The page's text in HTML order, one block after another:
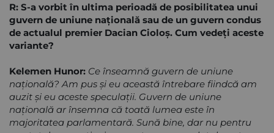
R: S-a vorbit în ultima perioadă de posibilitatea unui
guvern de uniune naţională sau de un guvern condus
de actualul premier Dacian Cioloş. Cum vedeţi aceste
variante?
Kelemen Hunor: Ce înseamnă guvern de uniune
naţională? Am pus şi eu această întrebare fiindcă am
auzit şi eu aceste speculaţii. Guvern de uniune
naţională ar însemna că toată lumea este în
majoritatea parlamentară. Sună bine, dar nu pentru